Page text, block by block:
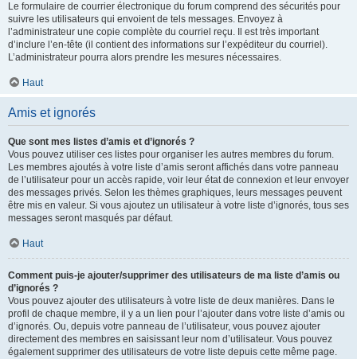
Le formulaire de courrier électronique du forum comprend des sécurités pour
suivre les utilisateurs qui envoient de tels messages. Envoyez à
l’administrateur une copie complète du courriel reçu. Il est très important
d’inclure l’en-tête (il contient des informations sur l’expéditeur du courriel).
L’administrateur pourra alors prendre les mesures nécessaires.
Haut
Amis et ignorés
Que sont mes listes d’amis et d’ignorés ?
Vous pouvez utiliser ces listes pour organiser les autres membres du forum.
Les membres ajoutés à votre liste d’amis seront affichés dans votre panneau
de l’utilisateur pour un accès rapide, voir leur état de connexion et leur envoyer
des messages privés. Selon les thèmes graphiques, leurs messages peuvent
être mis en valeur. Si vous ajoutez un utilisateur à votre liste d’ignorés, tous ses
messages seront masqués par défaut.
Haut
Comment puis-je ajouter/supprimer des utilisateurs de ma liste d’amis ou
d’ignorés ?
Vous pouvez ajouter des utilisateurs à votre liste de deux manières. Dans le
profil de chaque membre, il y a un lien pour l’ajouter dans votre liste d’amis ou
d’ignorés. Ou, depuis votre panneau de l’utilisateur, vous pouvez ajouter
directement des membres en saisissant leur nom d’utilisateur. Vous pouvez
également supprimer des utilisateurs de votre liste depuis cette même page.